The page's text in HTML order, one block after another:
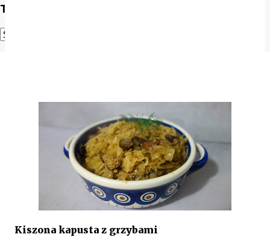
Translate
Kiszona kapusta z grzybami